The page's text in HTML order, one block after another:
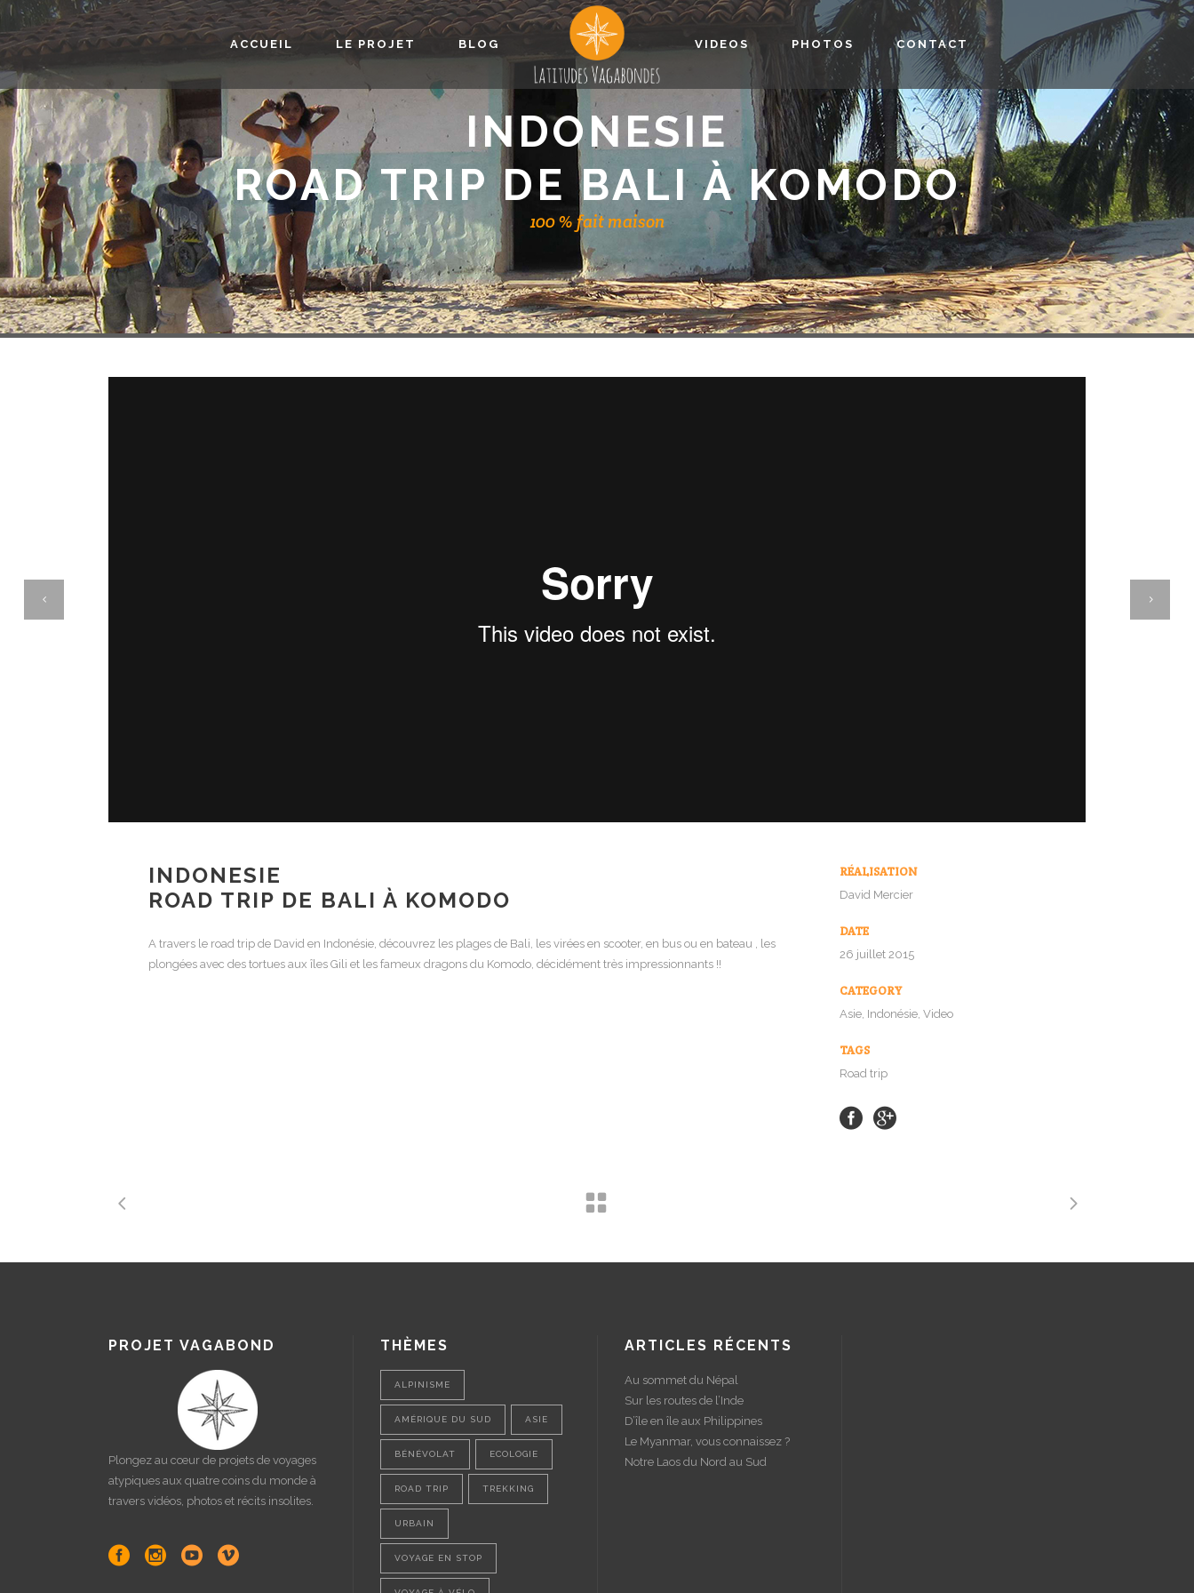
ACCUEIL LE PROJET BLOG VIDEOS PHOTOS CONTACT
INDONESIE
ROAD TRIP DE BALI À KOMODO
100 % fait maison
INDONESIE
ROAD TRIP DE BALI À KOMODO
A travers le road trip de David en Indonésie, découvrez les plages de Bali, les virées en scooter, en bus ou en bateau , les
plongées avec des tortues aux îles Gili et les fameux dragons du Komodo, décidément très impressionnants !!
RÉALISATION
David Mercier
DATE
26 juillet 2015
CATEGORY
Asie, Indonésie, Video
TAGS
Road trip
PROJET VAGABOND
Plongez au cœur de projets de voyages
atypiques aux quatre coins du monde à
travers vidéos, photos et récits insolites.
THÈMES
ALPINISME
AMÉRIQUE DU SUD ASIE
BÉNÉVOLAT ECOLOGIE
ROAD TRIP TREKKING
URBAIN
VOYAGE EN STOP
ARTICLES RÉCENTS
Au sommet du Népal
Sur les routes de l’Inde
D’île en île aux Philippines
Le Myanmar, vous connaissez ?
Notre Laos du Nord au Sud